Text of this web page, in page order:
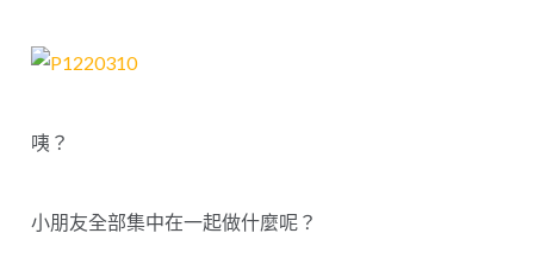
咦？
小朋友全部集中在一起做什麼呢？